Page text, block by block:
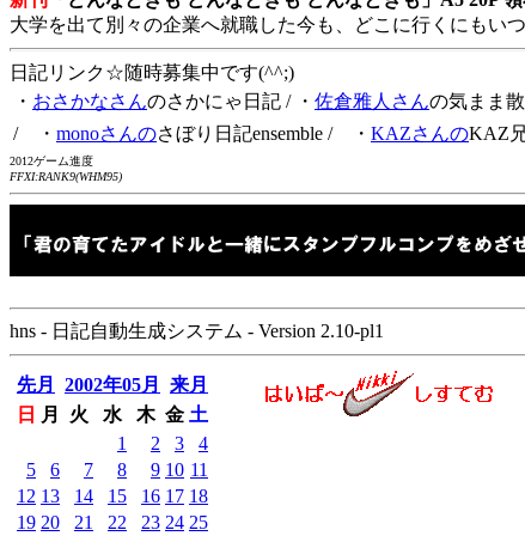
大学を出て別々の企業へ就職した今も、どこに行くにもい
日記リンク☆随時募集中です(^^;)
・ おさかなさんのさかにゃ日記 / ・ 佐倉雅人さんの気まま
/ ・ monoさんのさぼり日記ensemble / ・ KAZさんのKAZ
2012ゲーム進度
FFXI:RANK9(WHM95)
hns - 日記自動生成システム - Version 2.10-pl1
先月 2002年05月
来月
日
月 火 水 木 金 土
1
2 3
4
5
6 7 8 9 10 11
12 13 14 15 16 17 18
19 20 21 22 23 24 25